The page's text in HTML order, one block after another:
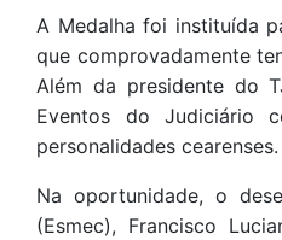
A Medalha foi instituída
que comprovadamente
Além da presidente do
Eventos do Judiciário
personalidades cearenses.
Na oportunidade, o
(Esmec), Francisco